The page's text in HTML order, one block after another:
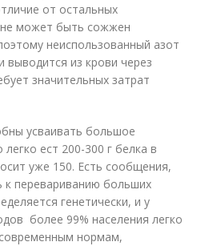
от остальных
может быть сожжен
неиспользованный азот
выводится из крови через
значительных затрат
усваивать большое
ест 200-300 г белка в
уже 150. Есть сообщения,
к перевариванию больших
генетически, и у
более 99% населения легко
нормам,